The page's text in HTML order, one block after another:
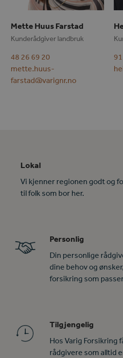
Mette Huus Farstad
Kunderådgiver landbruk
48 26 69 20
mette.huus-
farstad@varignr.no
Lokal
Vi kjenner regionen godt og
til folk som bor her.
Personlig
Din personlige
dine behov og
forsikring som
Tilgjengelig
Hos Varig Forsikring
rådgivere som alltid